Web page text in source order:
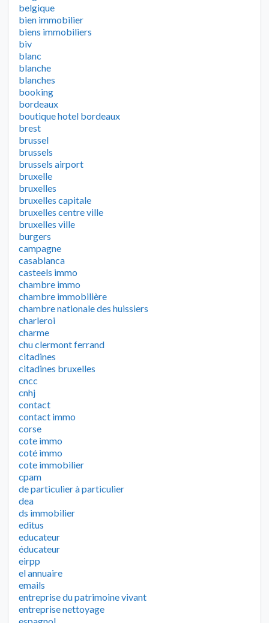
belgique
bien immobilier
biens immobiliers
biv
blanc
blanche
blanches
booking
bordeaux
boutique hotel bordeaux
brest
brussel
brussels
brussels airport
bruxelle
bruxelles
bruxelles capitale
bruxelles centre ville
bruxelles ville
burgers
campagne
casablanca
casteels immo
chambre immo
chambre immobilière
chambre nationale des huissiers
charleroi
charme
chu clermont ferrand
citadines
citadines bruxelles
cncc
cnhj
contact
contact immo
corse
cote immo
coté immo
cote immobilier
cpam
de particulier à particulier
dea
ds immobilier
editus
educateur
éducateur
eirpp
el annuaire
emails
entreprise du patrimoine vivant
entreprise nettoyage